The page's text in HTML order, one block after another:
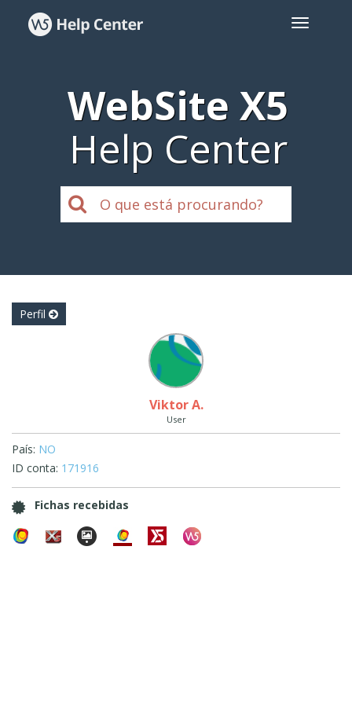
WebSite X5
Help Center
Perfil
Viktor A.
User
País: NO
ID conta: 171916
Fichas recebidas